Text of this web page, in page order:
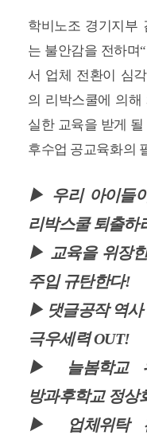
학비노조 경기지부
는 불안감을 전하며“
서 업체 전환이 심
의 리박스쿨에 의해
실한 교육을 받게
후수업 공교육화의
▶ 우리 아이들
리박스쿨 퇴출하
▶ 교육을 위장
주입 규탄한다!
▶ 댓글공작 역
극우세력OUT!
▶ 늘봄학교 위
방과후학교 정상
▶ 업체위탁